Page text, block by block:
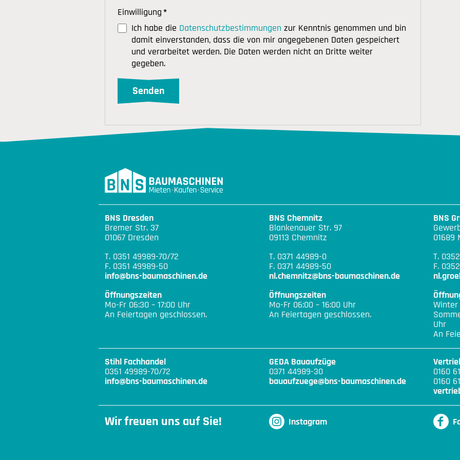
Einwilligung*
Ich habe die Datenschutzbestimmungen zur Kenntnis genommen und bin
damit einverstanden, dass die von mir angegebenen Daten gespeichert
und verarbeitet werden. Die Daten werden nicht an Dritte weiter
gegeben.
BNS Dresden
Bremer Str. 37
01067 Dresden
T. 0351 49989-70/72
F. 0351 49989-50
info@bns-baumaschinen.de
Öffnungszeiten
Mo-Fr 06:30 – 17:00 Uhr
An Feiertagen geschlossen.
BNS Chemnitz
Blankenauer Str. 97
09113 Chemnitz
T. 0371 44989-0
F. 0371 44989-50
nl.chemnitz@bns-baumaschinen.de
Öffnungszeiten
Mo-Fr 06:00 – 16:00 Uhr
An Feiertagen geschlossen.
BNS
01689
T.
F.
Winter
Uhr
An
Stihl Fachhandel
0351 49989-70/72
info@bns-baumaschinen.de
GEDA Bauaufzüge
0371 44989-30
bauaufzuege@bns-baumaschinen.de
0160
0160
Wir freuen uns auf Sie! Instagram